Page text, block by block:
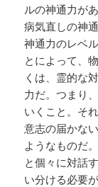
ルの神通力が
病気直しの神
神通力のレベ
とによって、
くは、霊的な
力だ。つまり
いくこと。そ
意志の届かな
ようなものだ
と個々に対話
い分ける必要が